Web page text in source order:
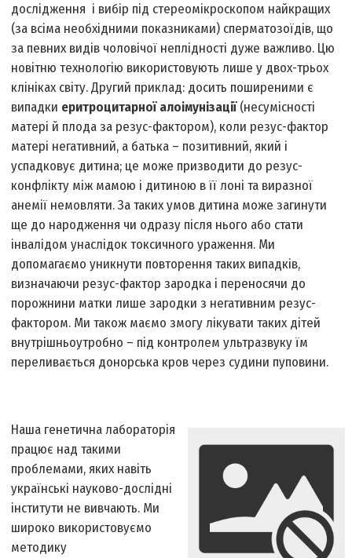
дослідження і вибір під стереомікроскопом найкращих
(за всіма необхідними показниками) сперматозоїдів, що
за певних видів чоловічої неплідності дуже важливо. Цю
новітню технологію використовують лише у двох-трьох
клініках світу. Другий приклад: досить поширеними є
випадки еритроцитарної алоімунізації(несумісності
матері й плода за резус-фактором), коли резус-фактор
матері негативний, а батька – позитивний, який і
успадковує дитина; це може призводити до резус-
конфлікту між мамою і дитиною в її лоні та виразної
анемії немовляти. За таких умов дитина може загинути
ще до народження чи одразу після нього або стати
інвалідом унаслідок токсичного ураження. Ми
допомагаємо уникнути повторення таких випадків,
визначаючи резус-фактор зародка і переносячи до
порожнини матки лише зародки з негативним резус-
фактором. Ми також маємо змогу лікувати таких дітей
внутрішньоутробно – під контролем ультразвуку їм
переливається донорська кров через судини пуповини.
Наша генетична лабораторія
працює над такими
проблемами, яких навіть
українські науково-дослідні
інститути не вивчають. Ми
широко використовуємо
методику